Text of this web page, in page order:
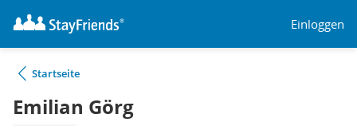
Einloggen
Startseite
Emilian Görg